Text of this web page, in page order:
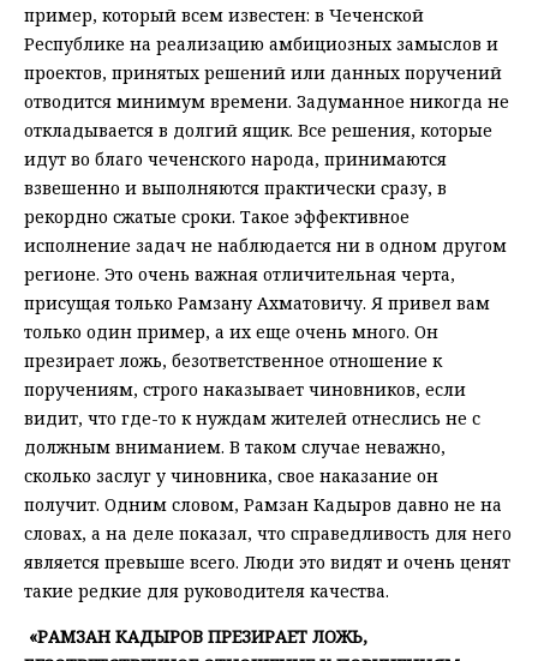
пример, который всем известен: в Чеченской
Республике на реализацию амбициозных замыслов и
проектов, принятых решений или данных поручений
отводится минимум времени. Задуманное никогда не
откладывается в долгий ящик. Все решения, которые
идут во благо чеченского народа, принимаются
взвешенно и выполняются практически сразу, в
рекордно сжатые сроки. Такое эффективное
исполнение задач не наблюдается ни в одном другом
регионе. Это очень важная отличительная черта,
присущая только Рамзану Ахматовичу. Я привел вам
только один пример, а их еще очень много. Он
презирает ложь, безответственное отношение к
поручениям, строго наказывает чиновников, если
видит, что где-то к нуждам жителей отнеслись не с
должным вниманием. В таком случае неважно,
сколько заслуг у чиновника, свое наказание он
получит. Одним словом, Рамзан Кадыров давно не на
словах, а на деле показал, что справедливость для него
является превыше всего. Люди это видят и очень ценят
такие редкие для руководителя качества.
«РАМЗАН КАДЫРОВ ПРЕЗИРАЕТ ЛОЖЬ,